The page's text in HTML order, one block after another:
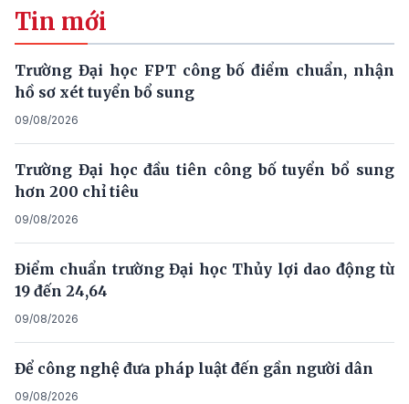
Tin mới
Trường Đại học FPT công bố điểm chuẩn, nhận
hồ sơ xét tuyển bổ sung
09/08/2026
Trường Đại học đầu tiên công bố tuyển bổ sung
hơn 200 chỉ tiêu
09/08/2026
Điểm chuẩn trường Đại học Thủy lợi dao động từ
19 đến 24,64
09/08/2026
Để công nghệ đưa pháp luật đến gần người dân
09/08/2026